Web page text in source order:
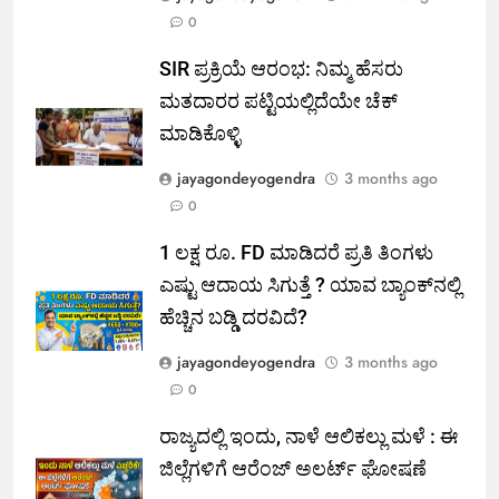
0
SIR ಪ್ರಕ್ರಿಯೆ ಆರಂಭ: ನಿಮ್ಮ ಹೆಸರು
ಮತದಾರರ ಪಟ್ಟಿಯಲ್ಲಿದೆಯೇ ಚೆಕ್
ಮಾಡಿಕೊಳ್ಳಿ
jayagondeyogendra
3 months ago
0
1 ಲಕ್ಷ ರೂ. FD ಮಾಡಿದರೆ ಪ್ರತಿ ತಿಂಗಳು
ಎಷ್ಟು ಆದಾಯ ಸಿಗುತ್ತೆ ? ಯಾವ ಬ್ಯಾಂಕ್‌ನಲ್ಲಿ
ಹೆಚ್ಚಿನ ಬಡ್ಡಿ ದರವಿದೆ?
jayagondeyogendra
3 months ago
0
ರಾಜ್ಯದಲ್ಲಿ ಇಂದು, ನಾಳೆ ಆಲಿಕಲ್ಲು ಮಳೆ : ಈ
ಜಿಲ್ಲೆಗಳಿಗೆ ಆರೆಂಜ್ ಅಲರ್ಟ್ ಘೋಷಣೆ